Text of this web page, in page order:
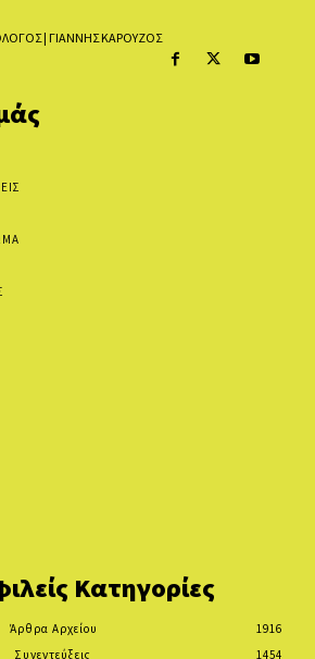
| ΓΙΑΝΝΗΣ ΚΑΡΟΥΖΟΣ
Κατηγορίες
Άρθρα Αρχείου
1916
Συνεντεύξεις
1454